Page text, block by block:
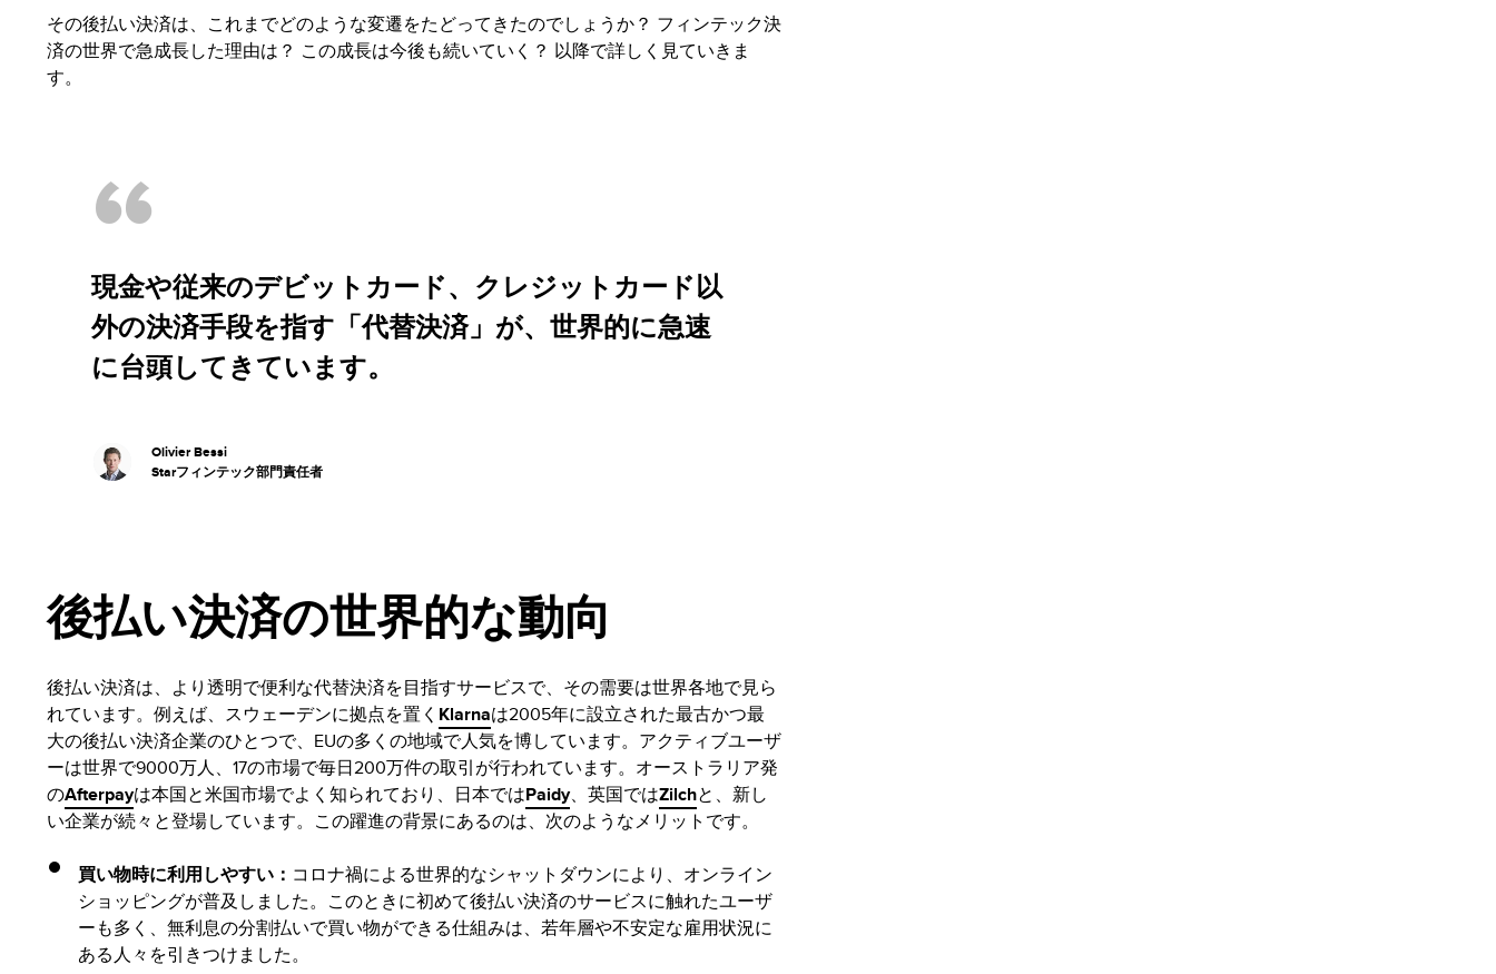
その後払い決済は、これまでどのような変遷をたどってきたのでしょうか？ フィンテック決
済の世界で急成長した理由は？ この成長は今後も続いていく？ 以降で詳しく見ていきま
す。
現金や従来のデビットカード、クレジットカード以
外の決済手段を指す「代替決済」が、世界的に急速
に台頭してきています。
Olivier Bessi
Starフィンテック部門責任者
後払い決済の世界的な動向
後払い決済は、より透明で便利な代替決済を目指すサービスで、その需要は世界各地で見ら
れています。例えば、スウェーデンに拠点を置く Klarnaは2005年に設立された最古かつ最
大の後払い決済企業のひとつで、EUの多くの地域で人気を博しています。アクティブユーザ
ーは世界で9000万人、17の市場で毎日200万件の取引が行われています。オーストラリア発
のAfterpayは本国と米国市場でよく知られており、日本ではPaidy、英国ではZilchと、新し
い企業が続々と登場しています。この躍進の背景にあるのは、次のようなメリットです。
買い物時に利用しやすい ： コロナ禍による世界的なシャットダウンにより、オンライン
ショッピングが普及しました。このときに初めて後払い決済のサービスに触れたユーザ
ーも多く、無利息の分割払いで買い物ができる仕組みは、若年層や不安定な雇用状況に
ある人々を引きつけました。